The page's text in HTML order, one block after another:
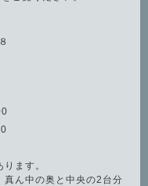
ます。
ん中の奥と中央の2台分